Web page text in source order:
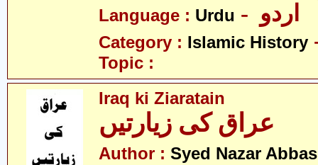
Language : Urdu
Category : Islamic History
Topic :
Iraq ki Ziaratain
Author : Syed Nazar